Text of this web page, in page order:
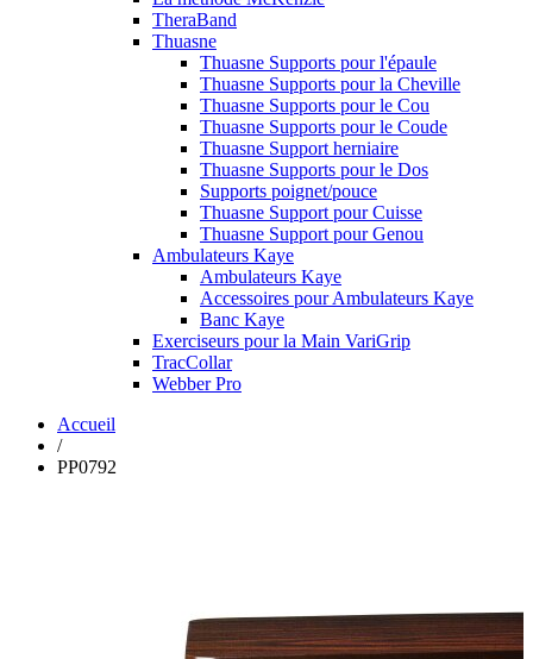
TheraBand
Thuasne
Thuasne Supports pour l'épaule
Thuasne Supports pour la Cheville
Thuasne Supports pour le Cou
Thuasne Supports pour le Coude
Thuasne Support herniaire
Thuasne Supports pour le Dos
Supports poignet/pouce
Thuasne Support pour Cuisse
Thuasne Support pour Genou
Ambulateurs Kaye
Ambulateurs Kaye
Accessoires pour Ambulateurs Kaye
Banc Kaye
Exerciseurs pour la Main VariGrip
TracCollar
Webber Pro
Accueil
/
PP0792